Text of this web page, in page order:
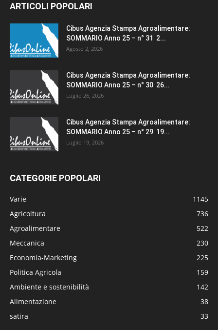
ARTICOLI POPOLARI
Cibus Agenzia Stampa Agroalimentare:
SOMMARIO Anno 25 – n° 31 2...
Agosto 2, 2026
Cibus Agenzia Stampa Agroalimentare:
SOMMARIO Anno 25 – n° 30 26...
Luglio 26, 2026
Cibus Agenzia Stampa Agroalimentare:
SOMMARIO Anno 25 – n° 29 19...
Luglio 19, 2026
CATEGORIE POPOLARI
Varie
1145
Agricoltura
736
Agroalimentare
522
Meccanica
230
Economia-Marketing
225
Politica Agricola
159
Ambiente e sostenibilità
142
Alimentazione
38
satira
33